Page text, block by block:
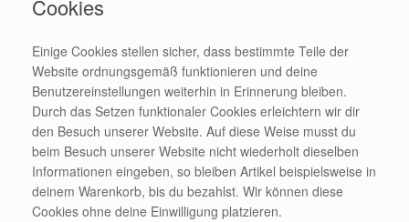
Cookies
Einige Cookies stellen sicher, dass bestimmte Teile der
Website ordnungsgemäß funktionieren und deine
Benutzereinstellungen weiterhin in Erinnerung bleiben.
Durch das Setzen funktionaler Cookies erleichtern wir dir
den Besuch unserer Website. Auf diese Weise musst du
beim Besuch unserer Website nicht wiederholt dieselben
Informationen eingeben, so bleiben Artikel beispielsweise in
deinem Warenkorb, bis du bezahlst. Wir können diese
Cookies ohne deine Einwilligung platzieren.